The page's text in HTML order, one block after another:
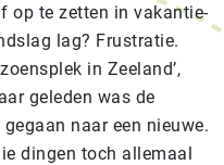
op te zetten in vakantie-
lag? Frustratie.
in Zeeland’,
geleden was de
naar een nieuwe.
dingen toch allemaal